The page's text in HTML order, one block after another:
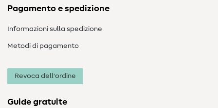
Pagamento e spedizione
Informazioni sulla spedizione
Metodi di pagamento
Revoca dell'ordine
Guide gratuite